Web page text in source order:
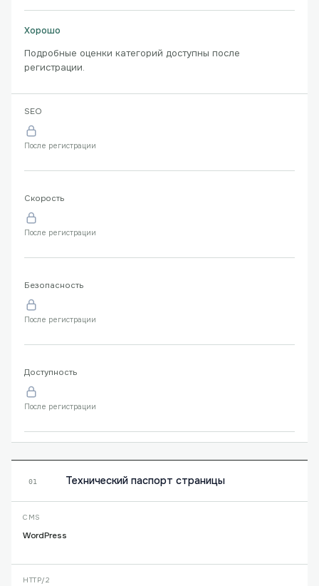
Хорошо
Подробные оценки категорий доступны после
регистрации.
SEO
После регистрации
Скорость
После регистрации
Безопасность
После регистрации
Доступность
После регистрации
01 Технический паспорт страницы
CMS
WordPress
HTTP/2